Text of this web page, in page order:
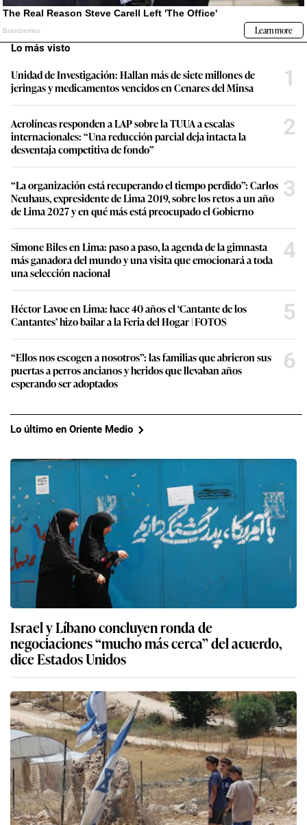
Lo más visto
Unidad de Investigación: Hallan más de siete millones de
jeringas y medicamentos vencidos en Cenares del Minsa
1
Aerolíneas responden a LAP sobre la TUUA a escalas
internacionales: “Una reducción parcial deja intacta la
desventaja competitiva de fondo”
2
“La organización está recuperando el tiempo perdido”: Carlos
Neuhaus, expresidente de Lima 2019, sobre los retos a un año
de Lima 2027 y en qué más está preocupado el Gobierno
3
Simone Biles en Lima: paso a paso, la agenda de la gimnasta
más ganadora del mundo y una visita que emocionará a toda
una selección nacional
4
Héctor Lavoe en Lima: hace 40 años el ‘Cantante de los
Cantantes’ hizo bailar a la Feria del Hogar | FOTOS
5
“Ellos nos escogen a nosotros”: las familias que abrieron sus
puertas a perros ancianos y heridos que llevaban años
esperando ser adoptados
6
Lo último en Oriente Medio
Israel y Líbano concluyen ronda de
negociaciones “mucho más cerca” del acuerdo,
dice Estados Unidos